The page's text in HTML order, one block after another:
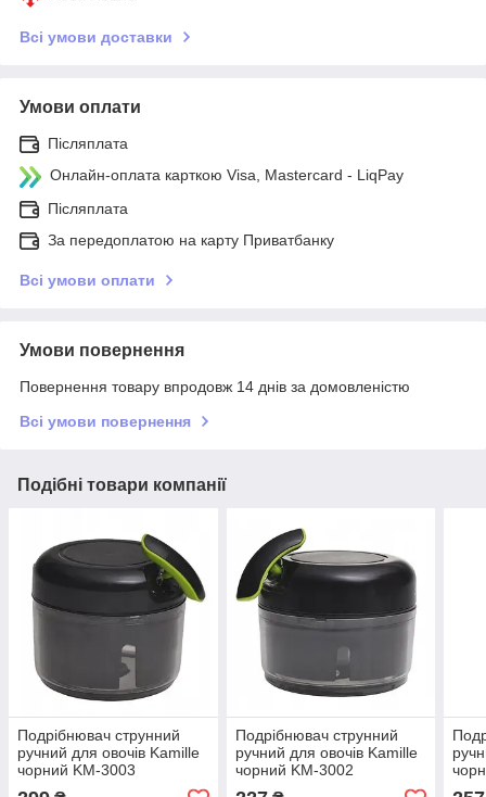
Всі умови доставки
Умови оплати
Післяплата
Онлайн-оплата карткою Visa, Mastercard - LiqPay
Післяплата
За передоплатою на карту Приватбанку
Всі умови оплати
Умови повернення
Повернення товару впродовж 14 днів за домовленістю
Всі умови повернення
Подібні товари компанії
Подрібнювач струнний
ручний для овочів Kamille
чорний KM-3003
Подрібнювач струнний
ручний для овочів Kamille
чорний KM-3002